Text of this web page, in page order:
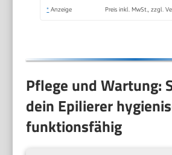
* Anzeige Preis inkl. MwSt., zzgl.
Pflege und Wartung:
dein Epilierer
funktionsfähig